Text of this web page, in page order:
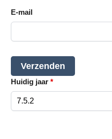
E-mail
Huidig jaar *